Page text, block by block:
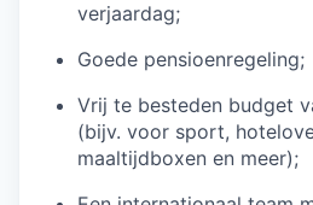
verjaardag;
Goede pensioenregeling;
Vrij te besteden budget
(bijv. voor sport,
maaltijdboxen en meer);